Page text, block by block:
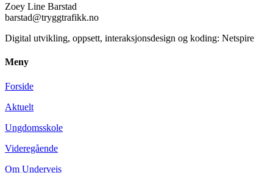
Zoey Line Barstad
barstad@tryggtrafikk.no
Digital utvikling, oppsett, interaksjonsdesign og koding: Netspire
Meny
Forside
Aktuelt
Ungdomsskole
Videregående
Om Underveis